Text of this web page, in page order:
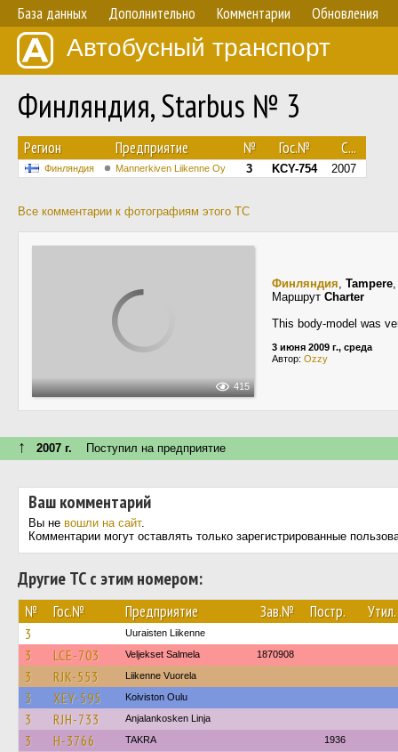
База данных Дополнительно Комментарии Обновления
Автобусный транспорт
Финляндия, Starbus № 3
Регион Предприятие № Гос.№ С...
Финляндия Mannerkiven Liikenne Oy 3 KCY-754 2007
Все комментарии к фотографиям этого ТС
415
Финляндия, Tampere
Маршрут Charter
This body-model was
3 июня 2009 г., среда
Автор: Ozzy
↑ 2007 г. Поступил на предприятие
Ваш комментарий
Вы не вошли на сайт.
Комментарии могут оставлять только зарегистрированные
Другие ТС с этим номером:
№ Гос.№ Предприятие Зав.№ Постр. Утил.
3 Uuraisten Liikenne
3 LCE-703 Veljekset Salmela 1870908
3 RJK-553 Liikenne Vuorela
3 XEY-595 Koiviston Oulu
3 RJH-733 Anjalankosken Linja
3 H-3766 TAKRA 1936